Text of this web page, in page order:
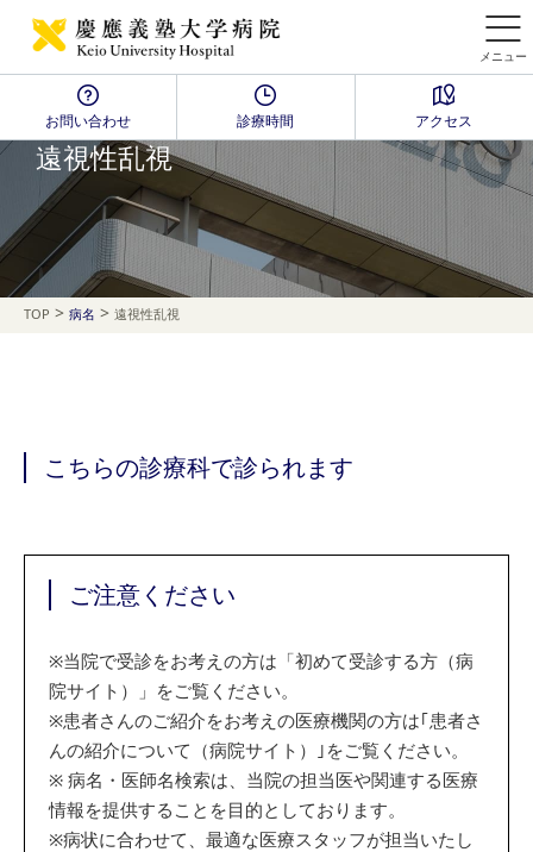
メニュー
お問い合わせ 診療時間 アクセス
Disease Name Search
遠視性乱視
TOP > 病名 > 遠視性乱視
こちらの診療科で診られます
ご注意ください
※当院で受診をお考えの方は「初めて受診する方（病
院サイト）」をご覧ください。
※患者さんのご紹介をお考えの医療機関の方は｢患者さ
んの紹介について（病院サイト）｣をご覧ください。
※ 病名・医師名検索は、当院の担当医や関連する医療
情報を提供することを目的としております。
※病状に合わせて、最適な医療スタッフが担当いたし